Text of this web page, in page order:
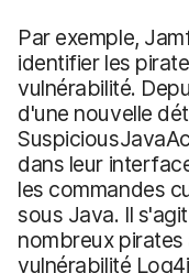
Par exemple,
identifier les
vulnérabilité.
d'une nouvelle
dans leur
les commandes
sous Java. Il
nombreux
vulnérabilité